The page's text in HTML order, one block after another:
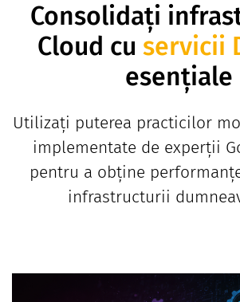
Consolidați
Cloud cu servicii
esențiale
Utilizați puterea practicilor
implementate de experții
pentru a obține
infrastructurii